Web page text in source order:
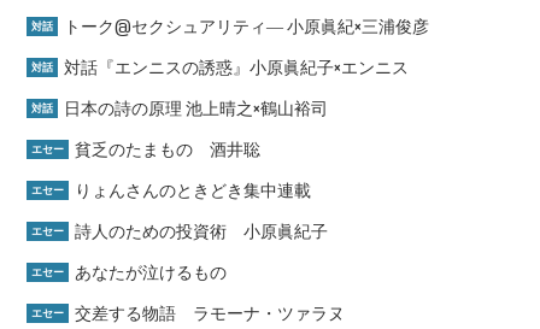
対話 トーク@セクシュアリティ― 小原眞紀×三浦俊彦
対話 対話『エンニスの誘惑』小原眞紀子×エンニス
対話 日本の詩の原理 池上晴之×鶴山裕司
エセー 貧乏のたまもの 酒井聡
エセー りょんさんのときどき集中連載
エセー 詩人のための投資術 小原眞紀子
エセー あなたが泣けるもの
エセー 交差する物語 ラモーナ・ツァラヌ